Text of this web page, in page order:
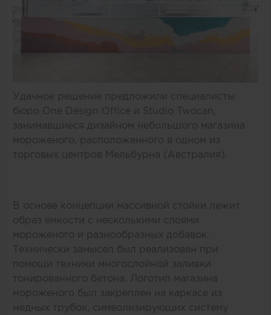
Удачное решение предложили специалисты
бюро One Design Office и Studio Twocan,
занимавшиеся дизайном небольшого магазина
мороженого, расположенного в одном из
торговых центров Мельбурна (Австралия).
В основе концепции массивной стойки лежит
образ емкости с несколькими слоями
мороженого и разнообразных добавок.
Технически замысел был реализован при
помощи техники многослойной заливки
тонированного бетона. Логотип магазина
мороженого был закреплен на каркасе из
медных трубок, символизирующих систему